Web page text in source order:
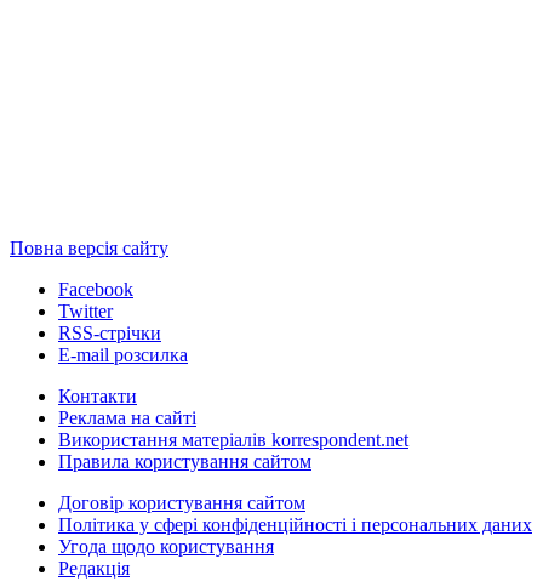
Повна версія сайту
Facebook
Twitter
RSS-стрічки
E-mail розсилка
Контакти
Реклама на сайті
Використання матеріалів korrespondent.net
Правила користування сайтом
Договір користування сайтом
Політика у сфері конфіденційності і персональних даних
Угода щодо користування
Редакція